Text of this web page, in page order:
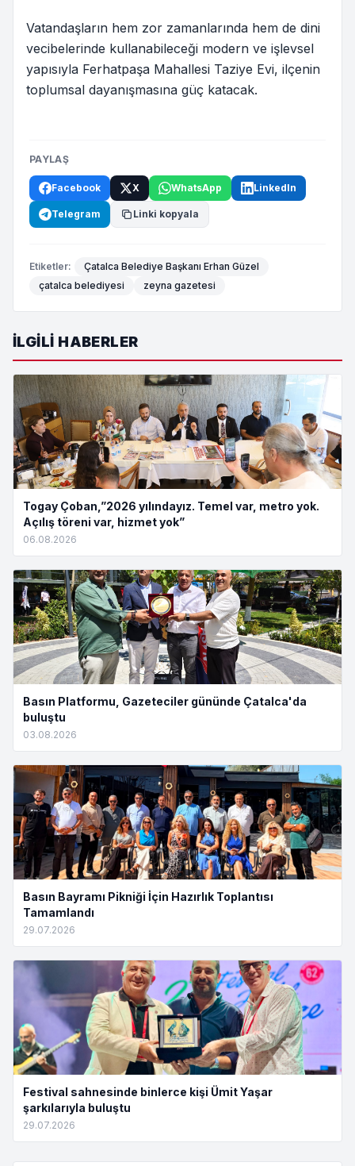
Vatandaşların hem zor zamanlarında hem de dini
vecibelerinde kullanabileceği modern ve işlevsel
yapısıyla Ferhatpaşa Mahallesi Taziye Evi, ilçenin
toplumsal dayanışmasına güç katacak.
PAYLAŞ
Facebook X WhatsApp LinkedIn
Telegram Linki kopyala
Etiketler:
Çatalca Belediye Başkanı Erhan Güzel
çatalca belediyesi
zeyna gazetesi
İLGILI HABERLER
Togay Çoban,”2026 yılındayız. Temel var, metro yok.
Açılış töreni var, hizmet yok”
06.08.2026
Basın Platformu, Gazeteciler gününde Çatalca'da
buluştu
03.08.2026
Basın Bayramı Pikniği İçin Hazırlık Toplantısı
Tamamlandı
29.07.2026
Festival sahnesinde binlerce kişi Ümit Yaşar
şarkılarıyla buluştu
29.07.2026